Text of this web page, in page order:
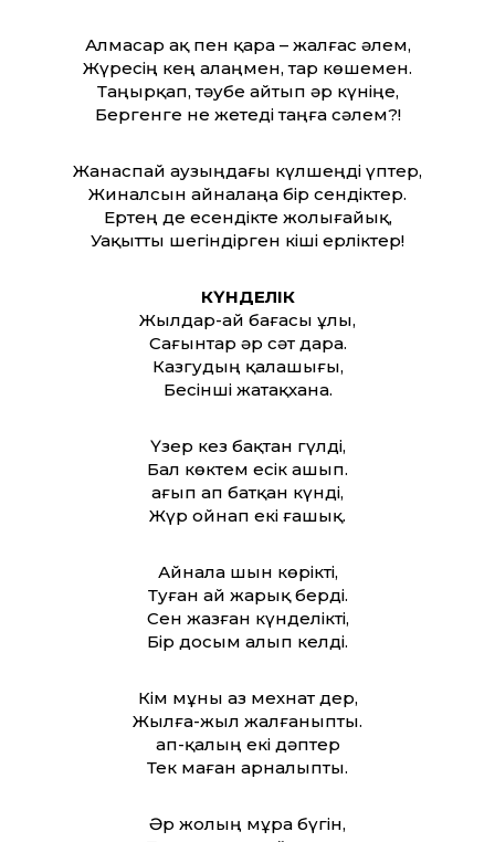
Алмасар ақ пен қара – жалғас әлем,
Жүресің кең алаңмен, тар көшемен.
Таңырқап, тәубе айтып әр күніңе,
Бергенге не жетеді таңға сәлем?!
Жанаспай аузыңдағы күлшеңді үптер,
Жиналсын айналаңа бір сендіктер.
Ертең де есендікте жолығайық,
Уақытты шегіндірген кіші ерліктер!
КҮНДЕЛІК
Жылдар-ай бағасы ұлы,
Сағынтар әр сәт дара.
Казгудың қалашығы,
Бесінші жатақхана.
Үзер кез бақтан гүлді,
Бал көктем есік ашып.
Қағып ап батқан күнді,
Жүр ойнап екі ғашық.
Айнала шын көрікті,
Туған ай жарық берді.
Сен жазған күнделікті,
Бір досым алып келді.
Кім мұны аз мехнат дер,
Жылға-жыл жалғаныпты.
Қап-қалың екі дәптер
Тек маған арналыпты.
Әр жолың мұра бүгін,